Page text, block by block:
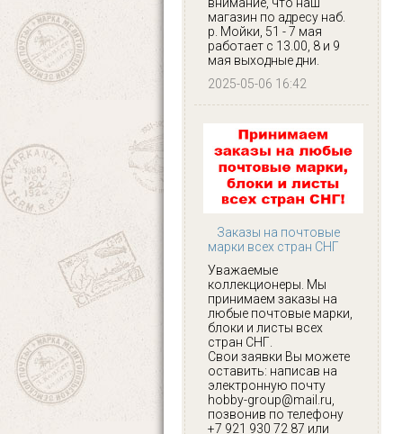
магазин по адресу наб.
р. Мойки, 51 - 7 мая
работает с 13.00, 8 и 9
мая выходные дни.
2025-05-06 16:42
Заказы на почтовые
марки всех стран СНГ
Уважаемые
коллекционеры. Мы
принимаем заказы на
любые почтовые марки,
блоки и листы всех
стран СНГ.
Свои заявки Вы можете
оставить: написав на
электронную почту
hobby-group@mail.ru,
позвонив по телефону
+7 921 930 72 87 или